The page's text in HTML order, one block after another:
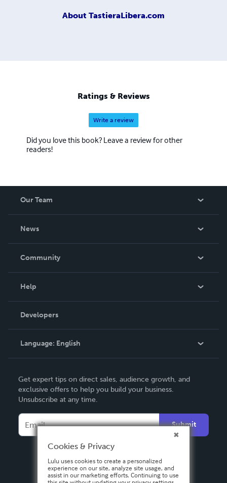
About TastieraLibera.com
Ratings & Reviews
Write a review
Did you love this book? Leave a review for other
readers!
Our Team
News
In The News
Community
Podcast
Help
Order Lookup
Knowledge Base
Contact Support
Developers
Language: English
Deutsch
Français
Español
Get expert tips on direct sales, audience growth, and
exclusive offers to help you build your business.
Unsubscribe at any time.
Submit
Cookies & Privacy
Lulu uses cookies to create a personalized
experience on our site, analyze site usage, and
assist in our marketing efforts. Continuing to use